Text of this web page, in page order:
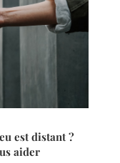
est distant ?
aider